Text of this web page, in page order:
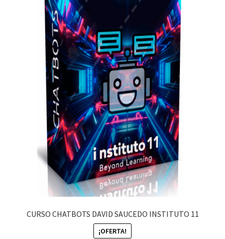
CURSO CHATBOTS DAVID SAUCEDO INSTITUTO 11
¡OFERTA!